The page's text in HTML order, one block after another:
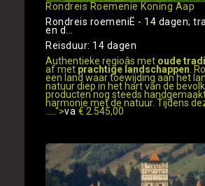
Rondreis Roemenie Koning Aap
Rondreis roemeniË - 14 dagen;
en d...
Reisduur: 14 dagen
Authentieke regioâs met oude
af met prachtige landschappen.
een land waar toewijding aan het
natuur diep in het hart van de
producten nog steeds
harmonie met de natuur. Tijdens
.....">va € 2.545,00